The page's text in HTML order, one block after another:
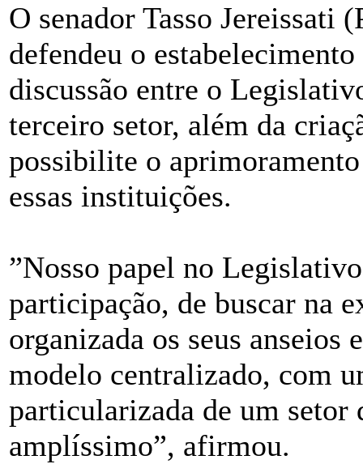
O senador Tasso Jereissati
defendeu o
discussão entre o
terceiro setor, além da
possibilite o
essas instituições.
”Nosso papel no
participação, de buscar na
organizada os seus
modelo centralizado, com
particularizada de um setor
amplíssimo”, afirmou.